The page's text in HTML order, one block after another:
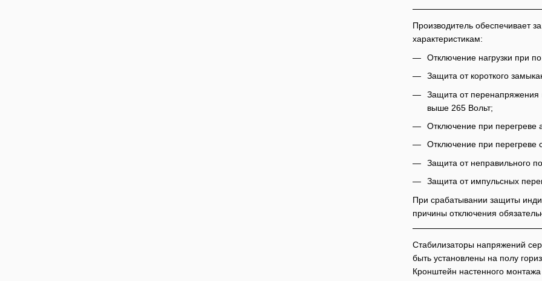
Производитель обеспечивает
характеристикам:
Отключение нагрузки при
Защита от короткого
Защита от перенапряжения
выше 265 Вольт;
Отключение при перегреве
Отключение при перегреве
Защита от неправильного
Защита от импульсных
При срабатывании защиты
причины отключения
Стабилизаторы напряжений
быть установлены на полу
Кронштейн настенного